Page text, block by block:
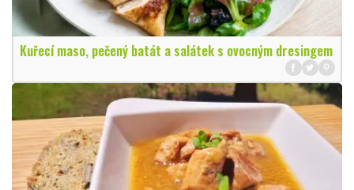
Kuřecí maso, pečený batát a salátek s ovocným dresingem